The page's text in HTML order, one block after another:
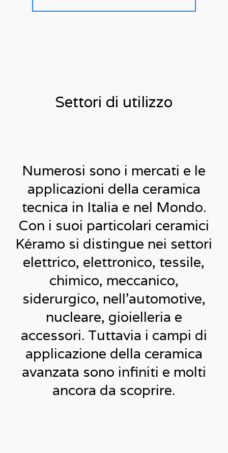
Settori di utilizzo
Numerosi sono i mercati e le
applicazioni della ceramica
tecnica in Italia e nel Mondo.
Con i suoi particolari ceramici
Kéramo si distingue nei settori
elettrico, elettronico, tessile,
chimico, meccanico,
siderurgico, nell’automotive,
nucleare, gioielleria e
accessori. Tuttavia i campi di
applicazione della ceramica
avanzata sono infiniti e molti
ancora da scoprire.